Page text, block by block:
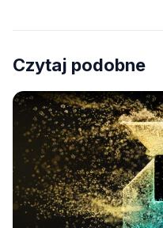
Czytaj podobne